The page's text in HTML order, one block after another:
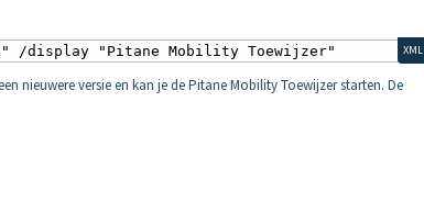
/display "Pitane Mobility Toewijzer" XML
nieuwere versie en kan je de Pitane Mobility Toewijzer starten. De